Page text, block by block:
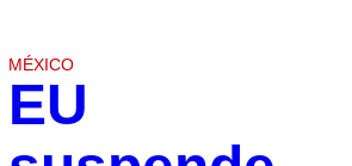
MÉXICO
EU